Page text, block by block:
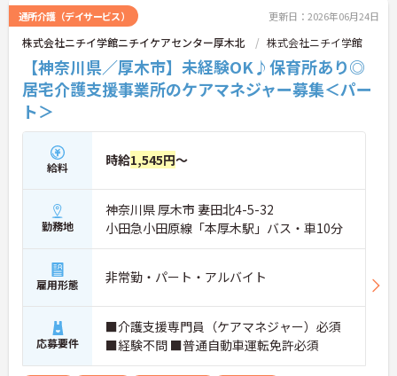
通所介護（デイサービス） 更新日：2026年06月24日
株式会社ニチイ学館ニチイケアセンター厚木北 株式会社ニチイ学館
【神奈川県／厚木市】未経験OK♪保育所あり◎
居宅介護支援事業所のケアマネジャー募集＜パー
ト＞
給料 時給1,545円～
勤務地
神奈川県 厚木市 妻田北4-5-32
小田急小田原線「本厚木駅」バス・車10分
雇用形態 非常勤・パート・アルバイト
応募要件
■介護支援専門員（ケアマネジャー）必須
■経験不問 ■普通自動車運転免許必須